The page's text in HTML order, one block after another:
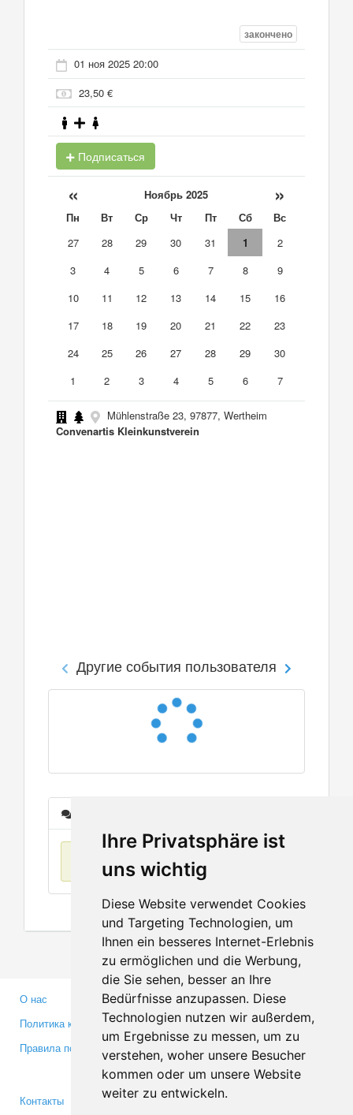
Ihre Privatsphäre ist
uns wichtig
Diese Website verwendet Cookies
und Targeting Technologien, um
Ihnen ein besseres Internet-Erlebnis
zu ermöglichen und die Werbung,
die Sie sehen, besser an Ihre
Bedürfnisse anzupassen. Diese
Technologien nutzen wir außerdem,
um Ergebnisse zu messen, um zu
verstehen, woher unsere Besucher
kommen oder um unsere Website
weiter zu entwickeln.
закончено
01 ноя 2025 20:00
23,50 €
Подписаться
« Ноябрь 2025 »
Пн Вт Ср Чт Пт Сб
Вс
27
28 29 30 31 1
2
3
4 5 6 7 8
9
10
11 12 13 14 15
16
17
18 19 20 21 22
23
24
25 26 27 28 29
30
1
2 3 4 5 6 7
Mühlenstraße 23, 97877, Wertheim
Convenartis Kleinkunstverein
Другие события пользователя
О нас
Политика конфиденциальности
Правила пользования
Партнерам
Инвесторам
Медиа
Контакты
Facebook